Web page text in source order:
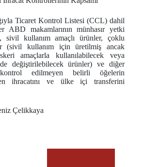
Ticaret Kontrol Listesi (CCL) dahil
ABD makamlarının münhasır yetki
sivil kullanım amaçlı ürünler, çoklu
(sivil kullanım için üretilmiş ancak
amaçlarla kullanılabilecek veya
değiştirilebilecek ürünler) ve diğer
kontrol edilmeyen belirli öğelerin
ihracatını ve ülke içi transferini
Çelikkaya